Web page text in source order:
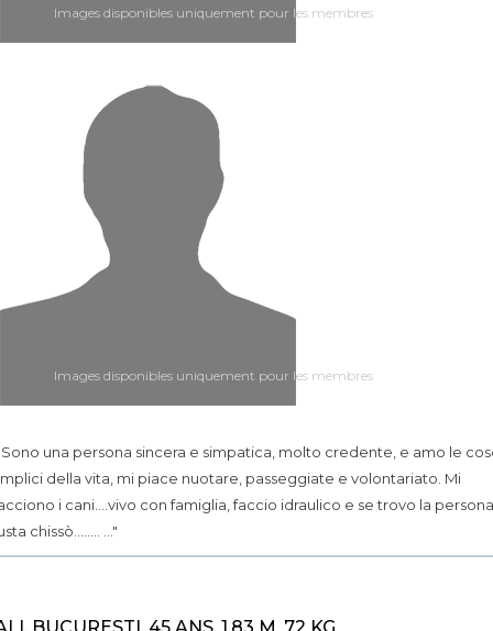
Images disponibles uniquement pour les membres
Images disponibles uniquement pour les membres
Sono una persona sincera e simpatica, molto credente, e amo le
della vita, mi piace nuotare, passeggiate e volontariato. Mi
i cani....vivo con famiglia, faccio idraulico e se trovo la persona
chissò........ ..."